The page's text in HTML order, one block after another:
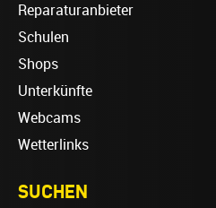
Reparaturanbieter
Schulen
Shops
Unterkünfte
Webcams
Wetterlinks
SUCHEN